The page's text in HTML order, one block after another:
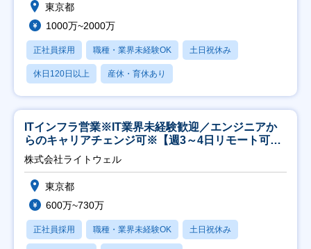
東京都
1000万~2000万
正社員採用 職種・業界未経験OK 土日祝休み
休日120日以上 産休・育休あり
ITインフラ営業※IT業界未経験歓迎／エンジニアか
らのキャリアチェンジ可※【週3～4日リモート可
能】
株式会社ライトウェル
東京都
600万~730万
正社員採用 職種・業界未経験OK 土日祝休み